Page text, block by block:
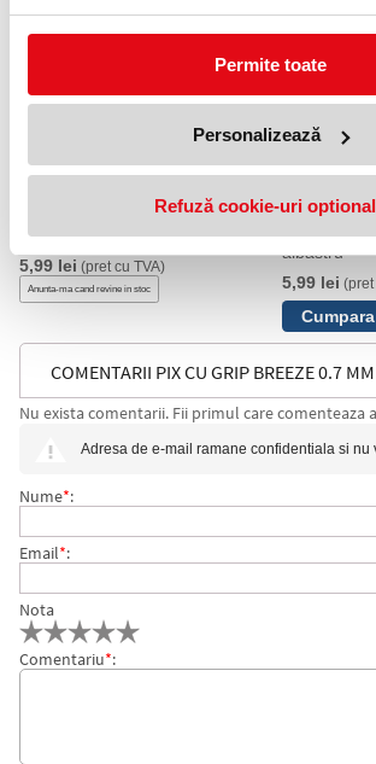
Permite toate
Personalizează
Refuză cookie-uri
Pix Lanknock UNI-BALL 0.7 mm
albastru
5,99 lei (pret cu TVA)
Anunta-ma cand revine in stoc
Pix cu
SXN-101
albastru
5,99 lei (pret
COMENTARII PIX CU GRIP BREEZE 0.7
Nu exista comentarii. Fii primul care comenteaza
Adresa de e-mail ramane confidentiala si nu
Nume*:
Email*:
Nota
Comentariu*: